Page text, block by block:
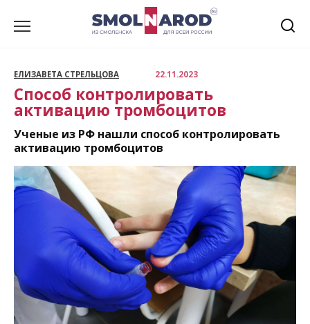
ЕЛИЗАВЕТА СТРЕЛЬЦОВА 22.11.2023
Способ контролировать
активацию тромбоцитов
Ученые из РФ нашли способ контролировать
активацию тромбоцитов